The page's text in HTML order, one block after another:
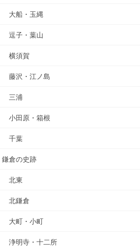
大船・玉縄
逗子・葉山
横須賀
藤沢・江ノ島
三浦
小田原・箱根
千葉
鎌倉の史跡
北東
北鎌倉
大町・小町
浄明寺・十二所